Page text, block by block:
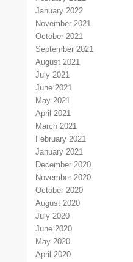
January 2022
November 2021
October 2021
September 2021
August 2021
July 2021
June 2021
May 2021
April 2021
March 2021
February 2021
January 2021
December 2020
November 2020
October 2020
August 2020
July 2020
June 2020
May 2020
April 2020